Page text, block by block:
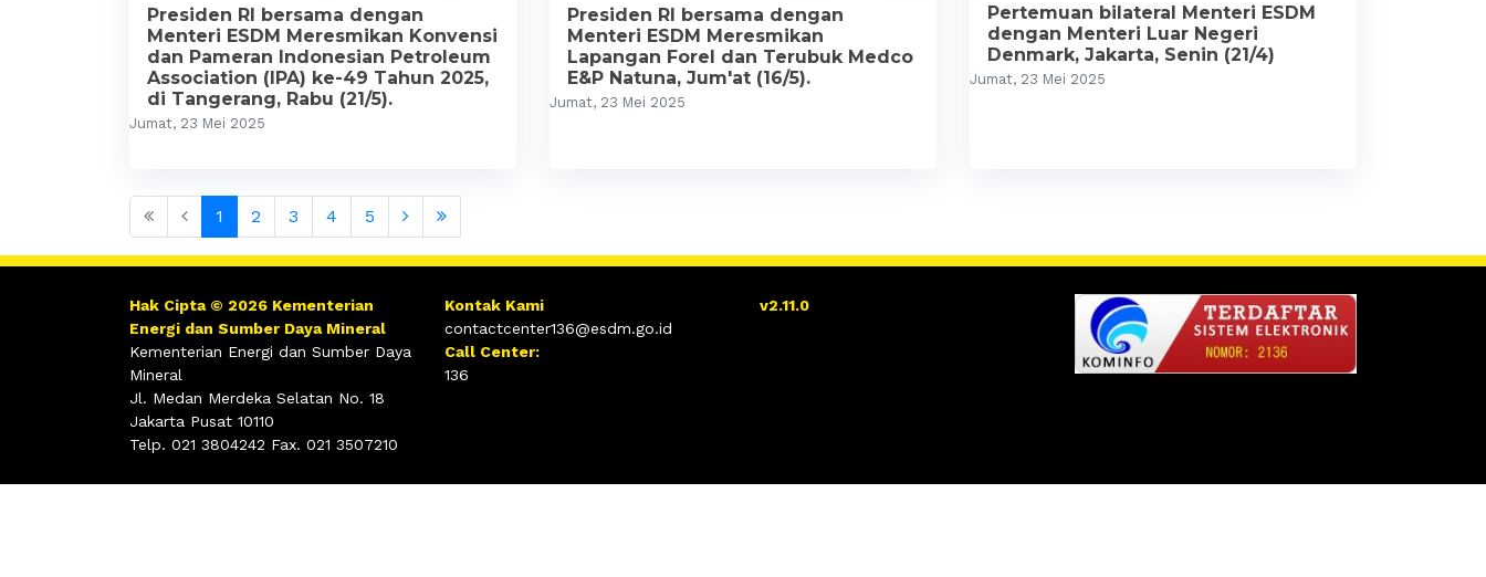
Presiden RI bersama dengan
Menteri ESDM Meresmikan Konvensi
dan Pameran Indonesian Petroleum
Association (IPA) ke-49 Tahun 2025,
di Tangerang, Rabu (21/5).
Jumat, 23 Mei 2025
Presiden RI bersama dengan
Menteri ESDM Meresmikan
Lapangan Forel dan Terubuk Medco
E&P Natuna, Jum'at (16/5).
Jumat, 23 Mei 2025
Pertemuan bilateral Menteri ESDM
dengan Menteri Luar Negeri
Denmark, Jakarta, Senin (21/4)
Jumat, 23 Mei 2025
1 2 3 4 5
Hak Cipta © 2026 Kementerian
Energi dan Sumber Daya Mineral
Kementerian Energi dan Sumber Daya
Mineral
Jl. Medan Merdeka Selatan No. 18
Jakarta Pusat 10110
Telp. 021 3804242 Fax. 021 3507210
Kontak Kami
contactcenter136@esdm.go.id
Call Center:
136
v2.11.0